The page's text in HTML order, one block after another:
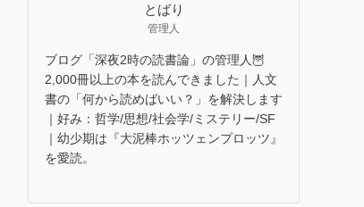
とばり
管理人
ブログ「深夜2時の読書論」の管理人🦉
2,000冊以上の本を読んできました｜人文
書の「何から読めばいい？」を解決します
｜好み：哲学/思想/社会学/ミステリー/SF
｜幼少期は『大泥棒ホッツェンプロッツ』
を愛読。